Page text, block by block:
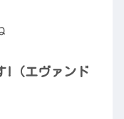
!（エヴァンド